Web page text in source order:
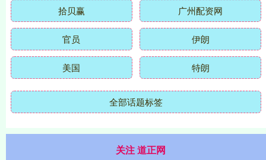
拾贝赢 广州配资网
官员 伊朗
美国 特朗
全部话题标签
关注 道正网